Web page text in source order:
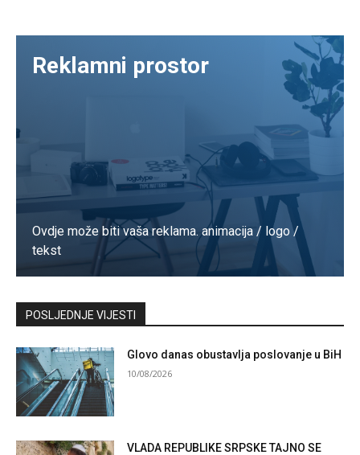
Reklamni prostor
Ovdje može biti vaša reklama. animacija / logo /
tekst
Kontaktirajte nas
POSLJEDNJE VIJESTI
Glovo danas obustavlja poslovanje u BiH
10/08/2026
VLADA REPUBLIKE SRPSKE TAJNO SE